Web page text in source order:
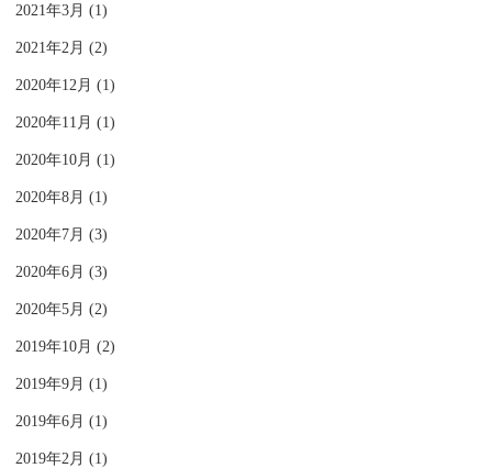
2021年3月 (1)
2021年2月 (2)
2020年12月 (1)
2020年11月 (1)
2020年10月 (1)
2020年8月 (1)
2020年7月 (3)
2020年6月 (3)
2020年5月 (2)
2019年10月 (2)
2019年9月 (1)
2019年6月 (1)
2019年2月 (1)